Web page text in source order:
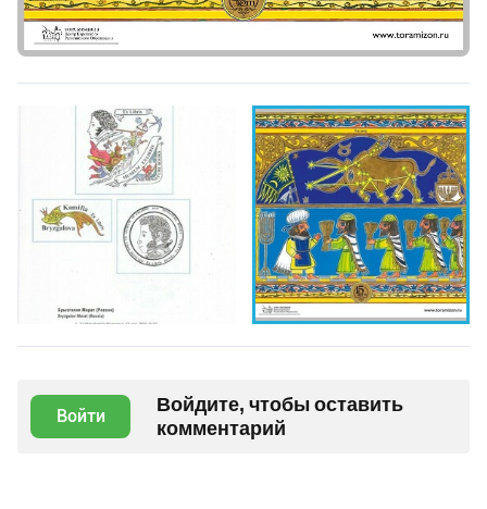
Войти
Войдите, чтобы оставить
комментарий